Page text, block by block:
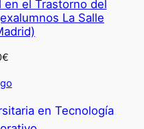
en el Trastorno del
La Salle
€